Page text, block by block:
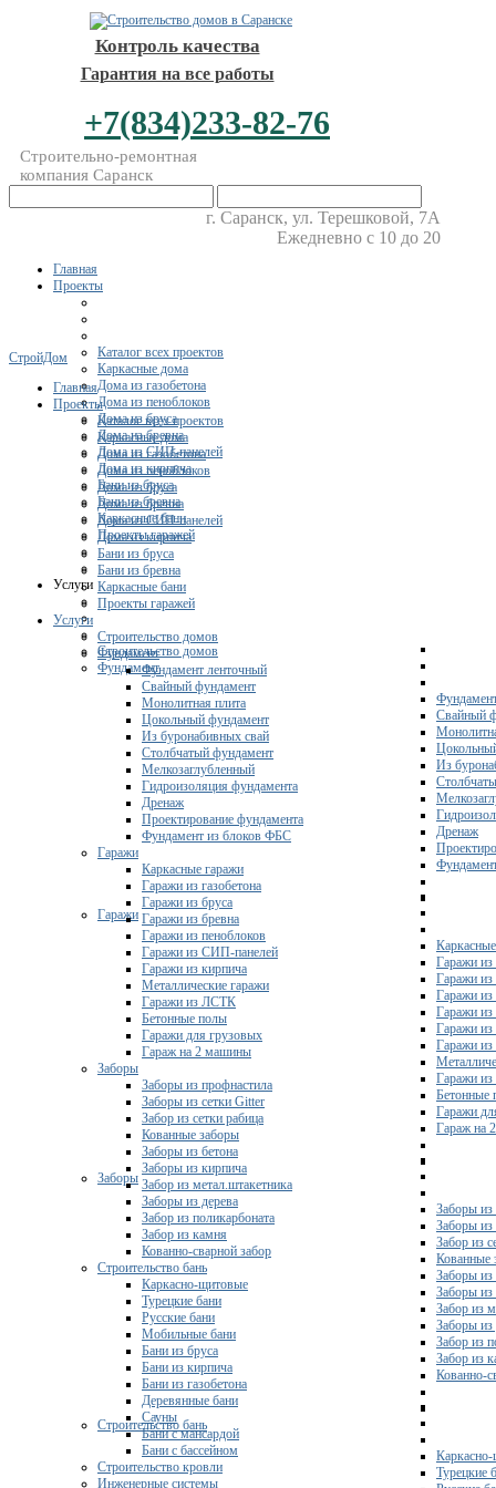
Контроль качества
Гарантия на все работы
+7(834)233-82-76
Строительно-ремонтная
компания Саранск
г. Саранск, ул. Терешковой, 7А
Ежедневно с 10 до 20
Главная
Проекты
Каталог всех проектов
Каркасные дома
Дома из газобетона
Дома из пеноблоков
Дома из бруса
Дома из бревна
Дома из СИП-панелей
Дома из кирпича
Бани из бруса
Бани из бревна
Каркасные бани
Проекты гаражей
Услуги
Строительство домов
Фундамент
Свайный
Из
Дренаж
Гаражи
Гаражи из
Гаражи из
Гаражи из
Гаражи из
Гаражи
Гаражи из
Гаражи
Бетонные
Гаражи
Гараж на
Заборы
Заборы из
Заборы из
Забор из
Кованные
Заборы из
Заборы из
Забор из
Заборы из
Забор из
Забор из
Кованно-
Строительство бань
Турецкие
СтройДом
Главная
Проекты
Каталог всех проектов
Каркасные дома
Дома из газобетона
Дома из пеноблоков
Дома из бруса
Дома из бревна
Дома из СИП-панелей
Дома из кирпича
Бани из бруса
Бани из бревна
Каркасные бани
Проекты гаражей
Услуги
Строительство домов
Фундамент
Фундамент ленточный
Свайный фундамент
Монолитная плита
Цокольный фундамент
Из буронабивных свай
Столбчатый фундамент
Мелкозаглубленный
Гидроизоляция фундамента
Дренаж
Проектирование фундамента
Фундамент из блоков ФБС
Гаражи
Каркасные гаражи
Гаражи из газобетона
Гаражи из бруса
Гаражи из бревна
Гаражи из пеноблоков
Гаражи из СИП-панелей
Гаражи из кирпича
Металлические гаражи
Гаражи из ЛСТК
Бетонные полы
Гаражи для грузовых
Гараж на 2 машины
Заборы
Заборы из профнастила
Заборы из сетки Gitter
Забор из сетки рабица
Кованные заборы
Заборы из бетона
Заборы из кирпича
Забор из метал.штакетника
Заборы из дерева
Забор из поликарбоната
Забор из камня
Кованно-сварной забор
Строительство бань
Каркасно-щитовые
Турецкие бани
Русские бани
Мобильные бани
Бани из бруса
Бани из кирпича
Бани из газобетона
Деревянные бани
Сауны
Бани с мансардой
Бани с бассейном
Строительство кровли
Инженерные системы